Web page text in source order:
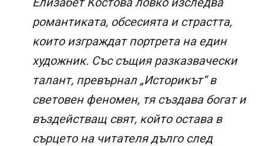
романтиката, обсесията и страстта,
които изграждат портрета на един
художник. Със същия разказвачески
талант, превърнал „Историкът“ в
световен феномен, тя създава богат и
въздействащ свят, който остава в
сърцето на читателя дълго след